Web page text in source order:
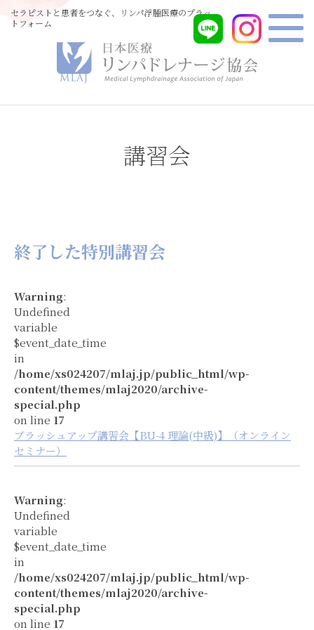
セラピストと患者をつなぐ、リンパ浮腫医療のプラッ
トフォーム
講習会
終了した特別講習会
Warning:
Undefined
variable
$event_date_time
in
/home/xs024207/mlaj.jp/public_html/wp-
content/themes/mlaj2020/archive-
special.php
on line 17
ブラッシュアップ講習会【BU-4 理論(中級)】（オンライン
セミナー）
Warning:
Undefined
variable
$event_date_time
in
/home/xs024207/mlaj.jp/public_html/wp-
content/themes/mlaj2020/archive-
special.php
on line 17